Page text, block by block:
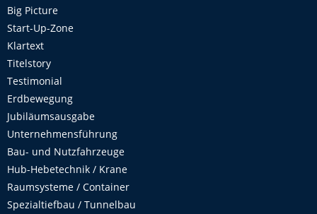
Big Picture
Start-Up-Zone
Klartext
Titelstory
Testimonial
Erdbewegung
Jubiläumsausgabe
Unternehmensführung
Bau- und Nutzfahrzeuge
Hub-Hebetechnik / Krane
Raumsysteme / Container
Spezialtiefbau / Tunnelbau